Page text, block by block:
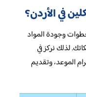
في الأردن؟
وجودة المواد
لذلك نركز في
الموعد، وتقديم